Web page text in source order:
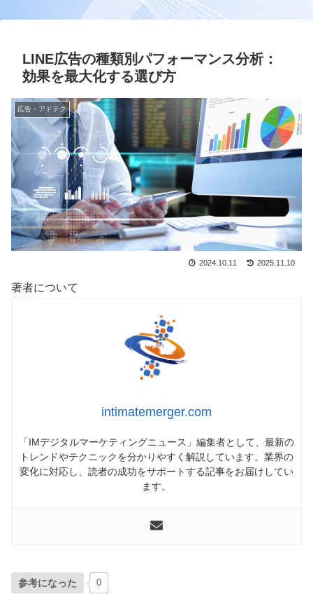
LINE広告の種類別パフォーマンス分析：
効果を最大化する選び方
広告・アドテク
2024.10.11 2025.11.10
著者について
intimatemerger.com
「IMデジタルマーケティングニュース」編集者として、最新の
トレンドやテクニックを分かりやすく解説しています。業界の
変化に対応し、読者の成功をサポートする記事をお届けしてい
ます。
参考になった 0